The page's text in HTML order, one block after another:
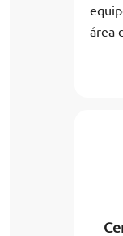
área